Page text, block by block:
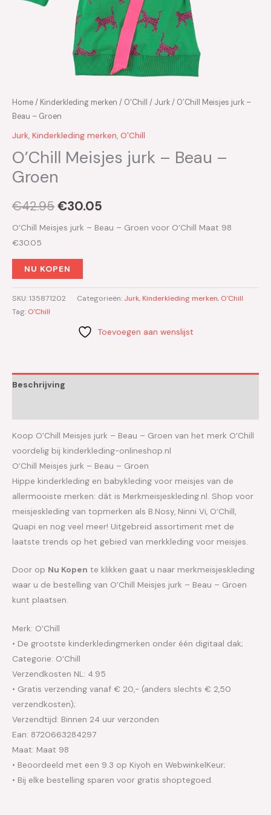
Home/ Kinderkleding merken / O'Chill / Jurk/ O’Chill Meisjes jurk –
Beau – Groen
Jurk, Kinderkleding merken, O'Chill
O’Chill Meisjes jurk – Beau –
Groen
€42.95€30.05
O’Chill Meisjes jurk – Beau – Groen voor O’Chill Maat 98
€30.05
NU KOPEN
SKU:135871202 Categorieën: Jurk, Kinderkleding merken, O'Chill
Tag: O'Chill
Toevoegen aan wenslijst
Beschrijving
Koop O’Chill Meisjes jurk – Beau – Groen van het merk O’Chill
voordelig bij kinderkleding-onlineshop.nl
O’Chill Meisjes jurk – Beau – Groen
Hippe kinderkleding en babykleding voor meisjes van de
allermooiste merken: dát is Merkmeisjeskleding.nl. Shop voor
meisjeskleding van topmerken als B.Nosy, Ninni Vi, O’Chill,
Quapi en nog veel meer! Uitgebreid assortiment met de
laatste trends op het gebied van merkkleding voor meisjes.
Door op Nu Kopen te klikken gaat u naar merkmeisjeskleding
waar u de bestelling van O’Chill Meisjes jurk – Beau – Groen
kunt plaatsen.
Merk: O’Chill
• De grootste kinderkledingmerken onder één digitaal dak;
Categorie: O’Chill
Verzendkosten NL: 4.95
• Gratis verzending vanaf € 20,- (anders slechts € 2,50
verzendkosten);
Verzendtijd: Binnen 24 uur verzonden
Ean: 8720663284297
Maat: Maat 98
• Beoordeeld met een 9.3 op Kiyoh en WebwinkelKeur;
• Bij elke bestelling sparen voor gratis shoptegoed.